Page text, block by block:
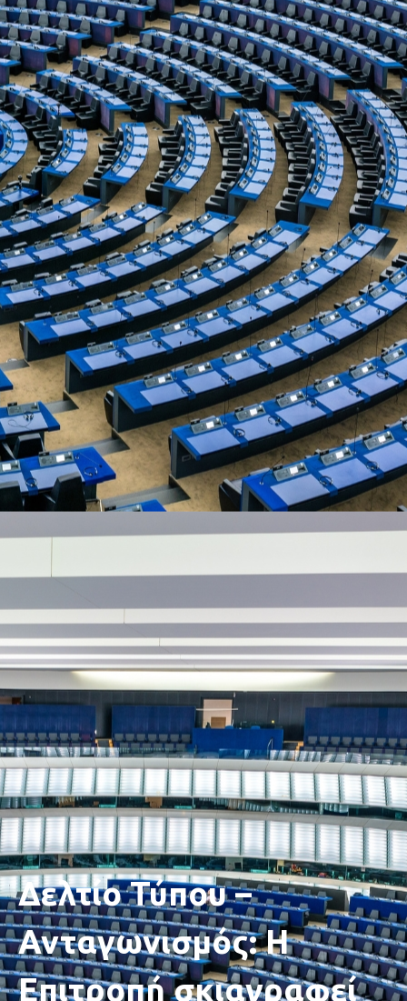
Δελτίο Τύπου –
Ανταγωνισμός: Η
Επιτροπή σκιαγραφεί